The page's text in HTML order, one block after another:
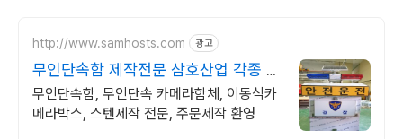
http://www.samhosts.com 광고
무인단속함 제작전문 삼호산업 각종 스
텐 주문제작 전문
무인단속함, 무인단속 카메라함체, 이동식카
메라박스, 스텐제작 전문, 주문제작 환영